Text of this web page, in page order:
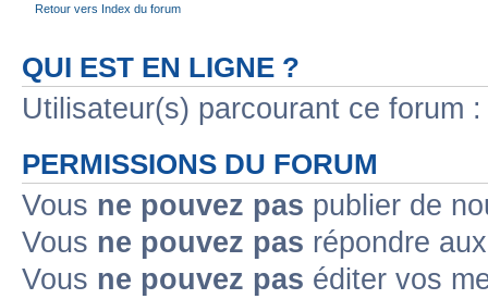
Retour vers Index du forum
QUI EST EN LIGNE ?
Utilisateur(s) parcourant ce forum
PERMISSIONS DU FORUM
Vous ne pouvez pas publier de
Vous ne pouvez pas répondre
Vous ne pouvez pas éditer vos